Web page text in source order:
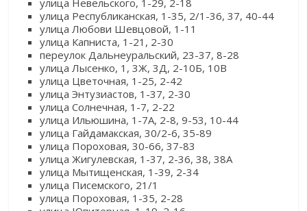
улица Невельского, 1-29, 2-18
улица Республиканская, 1-35, 2/1-36, 37, 40-44
улица Любови Шевцовой, 1-11
улица Капниста, 1-21, 2-30
переулок Дальнеуральский, 23-37, 8-28
улица Лысенко, 1, 3Ж, 3Д, 2-10Б, 10В
улица Цветочная, 1-25, 2-42
улица Энтузиастов, 1-37, 2-30
улица Солнечная, 1-7, 2-22
улица Ильюшина, 1-7А, 2-8, 9-53, 10-44
улица Гайдамакская, 30/2-6, 35-89
улица Пороховая, 30-66, 37-83
улица Жигулевская, 1-37, 2-36, 38, 38А
улица Мытищенская, 1-39, 2-34
улица Писемского, 21/1
улица Пороховая, 1-35, 2-28